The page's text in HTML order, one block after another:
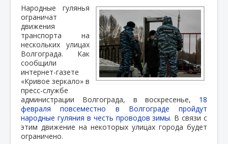
Народные гулянья
ограничат
движения
транспорта на
нескольких улицах
Волгограда. Как
сообщили
интернет-газете
«Кривое зеркало» в
пресс-службе
администрации Волгограда, в воскресенье, 18
февраля повсеместно в Волгограде пройдут
народные гуляния в честь проводов зимы. В связи с
этим движение на некоторых улицах города будет
ограничено.